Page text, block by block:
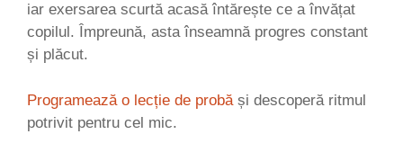
iar exersarea scurtă acasă întărește ce a învățat
copilul. Împreună, asta înseamnă progres constant
și plăcut.
Programează o lecție de probă și descoperă ritmul
potrivit pentru cel mic.